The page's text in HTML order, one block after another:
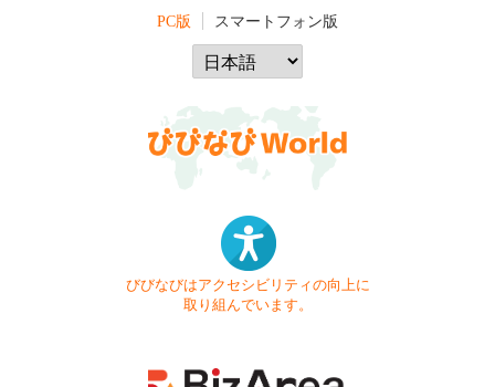
PC版 スマートフォン版
びびなびはアクセシビリティの向上に
取り組んでいます。